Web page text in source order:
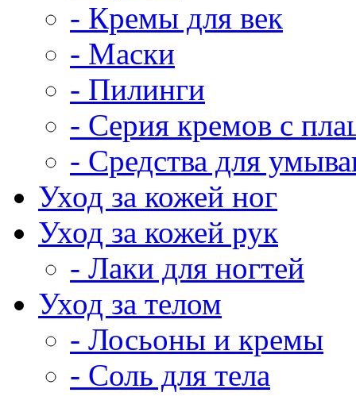
- Кремы для век
- Маски
- Пилинги
- Серия кремов с
- Средства для
Уход за кожей ног
Уход за кожей рук
- Лаки для ногтей
Уход за телом
- Лосьоны и кремы
- Соль для тела